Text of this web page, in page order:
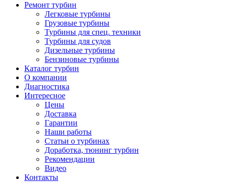
Ремонт турбин
Легковые турбины
Грузовые турбины
Турбины для спец. техники
Турбины для судов
Дизельные турбины
Бензиновые турбины
Каталог турбин
О компании
Диагностика
Интересное
Цены
Доставка
Гарантии
Наши работы
Статьи о турбинах
Доработка, тюнинг турбин
Рекомендации
Видео
Контакты